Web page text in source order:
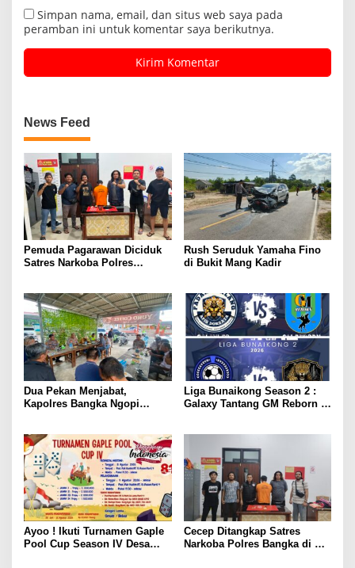
Simpan nama, email, dan situs web saya pada
peramban ini untuk komentar saya berikutnya.
News Feed
Pemuda Pagarawan Diciduk
Satres Narkoba Polres
Rush Seruduk Yamaha Fino
di Bukit Mang Kadir
Dua Pekan Menjabat,
Kapolres Bangka Ngopi
Liga Bunaikong Season 2 :
Galaxy Tantang GM Reborn di
Ayoo ! Ikuti Turnamen Gaple
Pool Cup Season IV Desa
Cecep Ditangkap Satres
Narkoba Polres Bangka di KD